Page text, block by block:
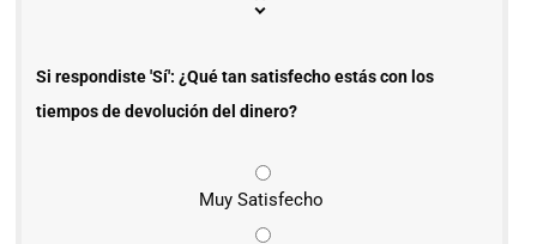
Si respondiste 'Sí': ¿Qué tan satisfecho estás con los
tiempos de devolución del dinero?
Muy Satisfecho